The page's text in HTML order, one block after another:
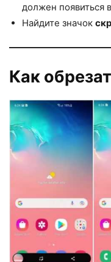
должен появиться
Найдите значок
Как